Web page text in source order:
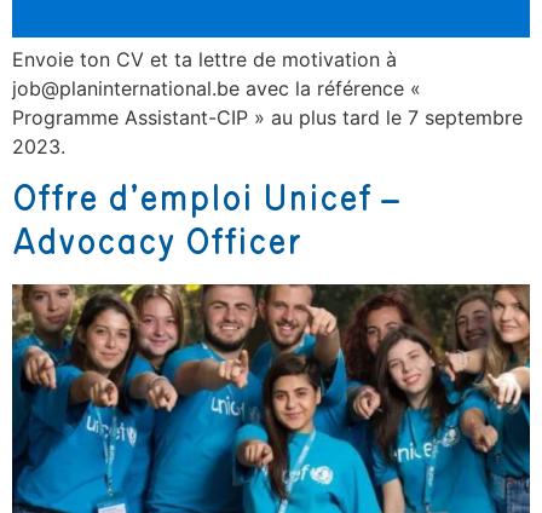
Envoie ton CV et ta lettre de motivation à
job@planinternational.be avec la référence «
Programme Assistant-CIP » au plus tard le 7 septembre
2023.
Offre d’emploi Unicef –
Advocacy Officer